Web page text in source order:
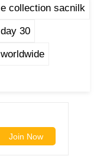
collection sacnilk
30